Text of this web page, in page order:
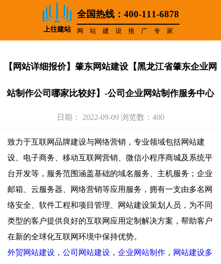
上往建站
全国热线：400-111-6878
网站建设推广专家
【网站详细报价】肇东网站建设【黑龙江省肇东企业网
站制作公司哪家比较好】-公司企业网站制作服务中心
日期： 2022-09-09 浏览数：400
致力于互联网品牌建设与网络营销，专业领域包括网站建
设、电子商务、移动互联网营销、微信小程序商城及系统平
台开发等，服务范围涵盖基础的域名服务、主机服务；企业
邮箱、云服务器、网络营销等应用服务，拥有一支由多名网
络安全、软件工程和项目管理、网站建设策划人员，为不同
类型的客户提供良好的互联网应用定制解决方案，帮助客户
在新的全球化互联网环境中保持优势。
外贸网站建设 ， 公司网站建设 ， 企业网站制作 ， 网站建设多